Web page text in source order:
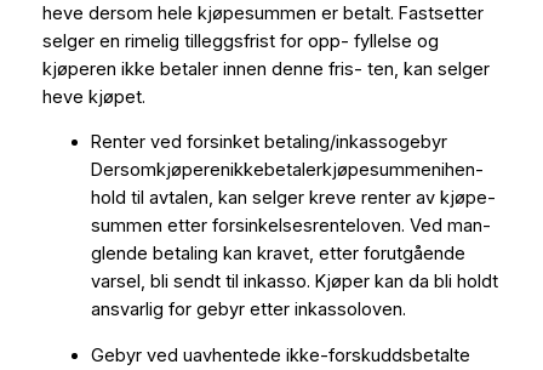
heve dersom hele kjøpesummen er betalt. Fastsetter
selger en rimelig tilleggsfrist for opp- fyllelse og
kjøperen ikke betaler innen denne fris- ten, kan selger
heve kjøpet.
Renter ved forsinket betaling/inkassogebyr
Dersomkjøperenikkebetalerkjøpesummenihen-
hold til avtalen, kan selger kreve renter av kjøpe-
summen etter forsinkelsesrenteloven. Ved man-
glende betaling kan kravet, etter forutgående
varsel, bli sendt til inkasso. Kjøper kan da bli holdt
ansvarlig for gebyr etter inkassoloven.
Gebyr ved uavhentede ikke-forskuddsbetalte